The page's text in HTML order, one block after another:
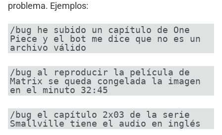
problema. Ejemplos:
/bug he subido un capítulo de One
Piece y el bot me dice que no es un
archivo válido
/bug al reproducir la película de
Matrix se queda congelada la imagen
en el minuto 32:45
/bug el capítulo 2x03 de la serie
Smallville tiene el audio en inglés